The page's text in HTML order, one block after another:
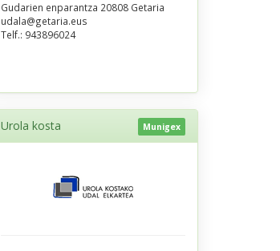
Gudarien enparantza 20808 Getaria
udala@getaria.eus
Telf.: 943896024
Urola kosta Munigex